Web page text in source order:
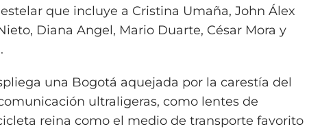
que incluye a Cristina Umaña, John Álex
Diana Angel, Mario Duarte, César Mora y
una Bogotá aquejada por la carestía del
ultraligeras, como lentes de
reina como el medio de transporte favorito